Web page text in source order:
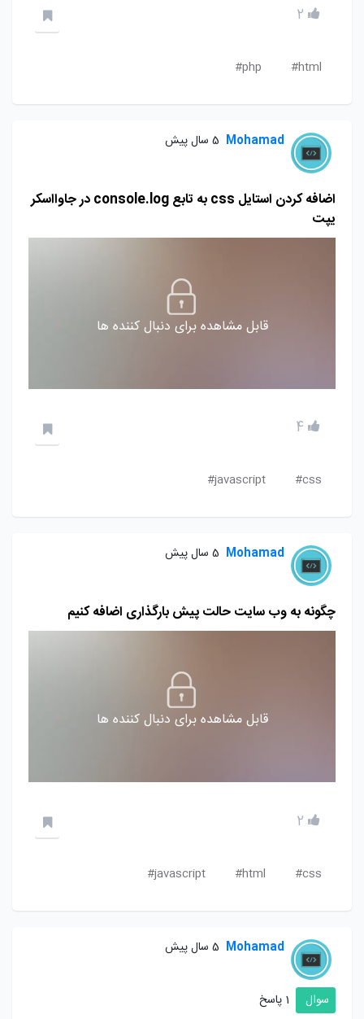
2
html#
php#
Mohamad 5 سال پیش
اضافه کردن استایل css به تابع console.log در جاوااسکر
یپت
قابل مشاهده برای دنبال کننده ها
4
css#
javascript#
Mohamad 5 سال پیش
چگونه به وب سایت حالت پیش بارگذاری اضافه کنیم
قابل مشاهده برای دنبال کننده ها
2
css#
html#
javascript#
Mohamad 5 سال پیش
سوال 1 پاسخ